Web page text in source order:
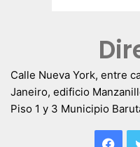
Calle Nueva York, entre
Janeiro, edificio
Piso 1 y 3 Municipio